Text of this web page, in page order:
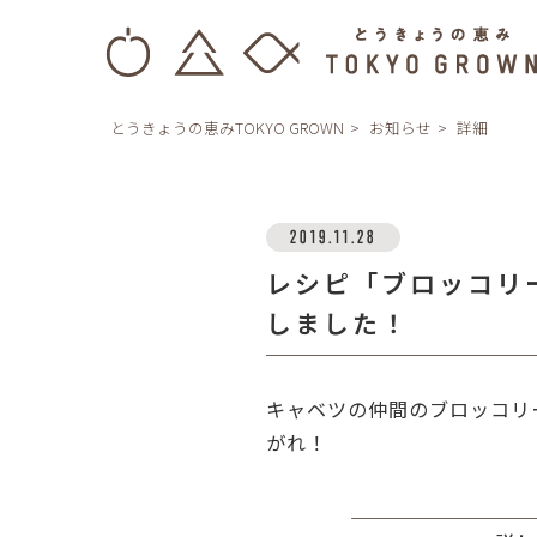
とうきょうの恵みTOKYO GROWN お知らせ 詳細
2019.11.28
レシピ「ブロッコ
しました！
キャベツの仲間のブロッコ
がれ！